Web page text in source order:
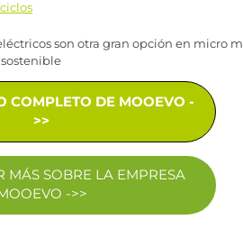
son otra gran opción en micro
COMPLETO DE MOOEVO -
>>
MÁS SOBRE LA EMPRESA
->>